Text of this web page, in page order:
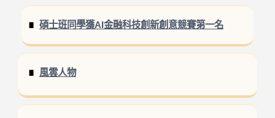
碩士班同學獲AI金融科技創新創意競賽第一名
風雲人物